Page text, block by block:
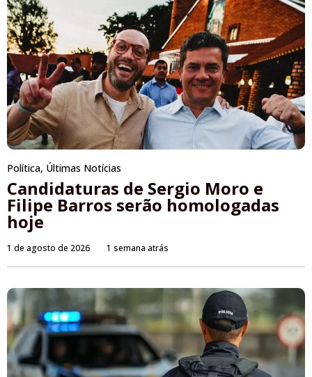
Política, Últimas Notícias
Candidaturas de Sergio Moro e
Filipe Barros serão homologadas
hoje
1 de agosto de 2026 1 semana atrás